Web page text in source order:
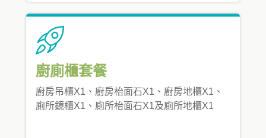
廚廁櫃套餐
廚房吊櫃X1、廚房枱面石X1、廚房地櫃X1、
廁所鏡櫃X1、廁所枱面石X1及廁所地櫃X1